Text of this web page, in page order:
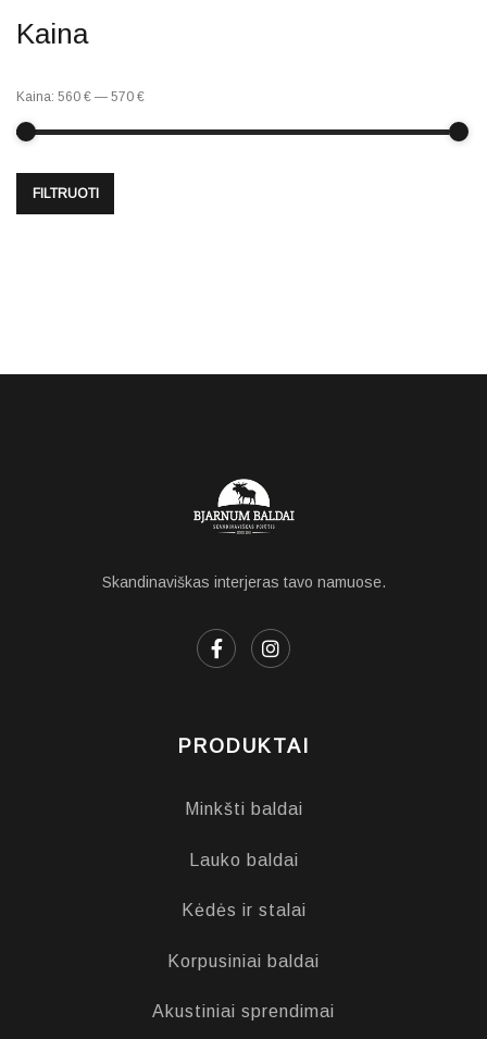
Kaina
FILTRUOTI
Kaina: 560 € — 570 €
Skandinaviškas interjeras tavo namuose.
PRODUKTAI
Minkšti baldai
Lauko baldai
Kėdės ir stalai
Korpusiniai baldai
Akustiniai sprendimai